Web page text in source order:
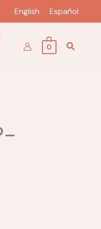
English Español
0